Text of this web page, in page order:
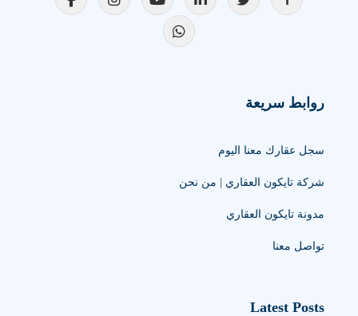
روابط سريعة
سجل عقارك معنا اليوم
شركة تايكون العقاري | من نحن
مدونة تايكون العقاري
تواصل معنا
Latest Posts